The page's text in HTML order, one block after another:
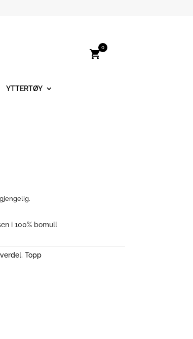
shopping_cart
0
YTTERTØY
i 100% bomull
, Topp